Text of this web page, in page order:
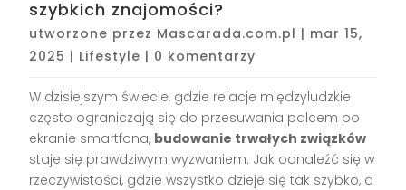
szybkich znajomości?
utworzone przez Mascarada.com.pl | mar 15,
2025 | Lifestyle | 0 komentarzy
W dzisiejszym świecie, gdzie relacje międzyludzkie
często ograniczają się do przesuwania palcem po
ekranie smartfona, budowanie trwałych związków
staje się prawdziwym wyzwaniem. Jak odnaleźć się w
rzeczywistości, gdzie wszystko dzieje się tak szybko, a